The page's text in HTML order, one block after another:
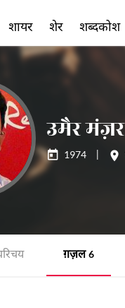
उमैर मंज़र
1974
ग़ज़ल 6
शायर शेर शब्दकोश